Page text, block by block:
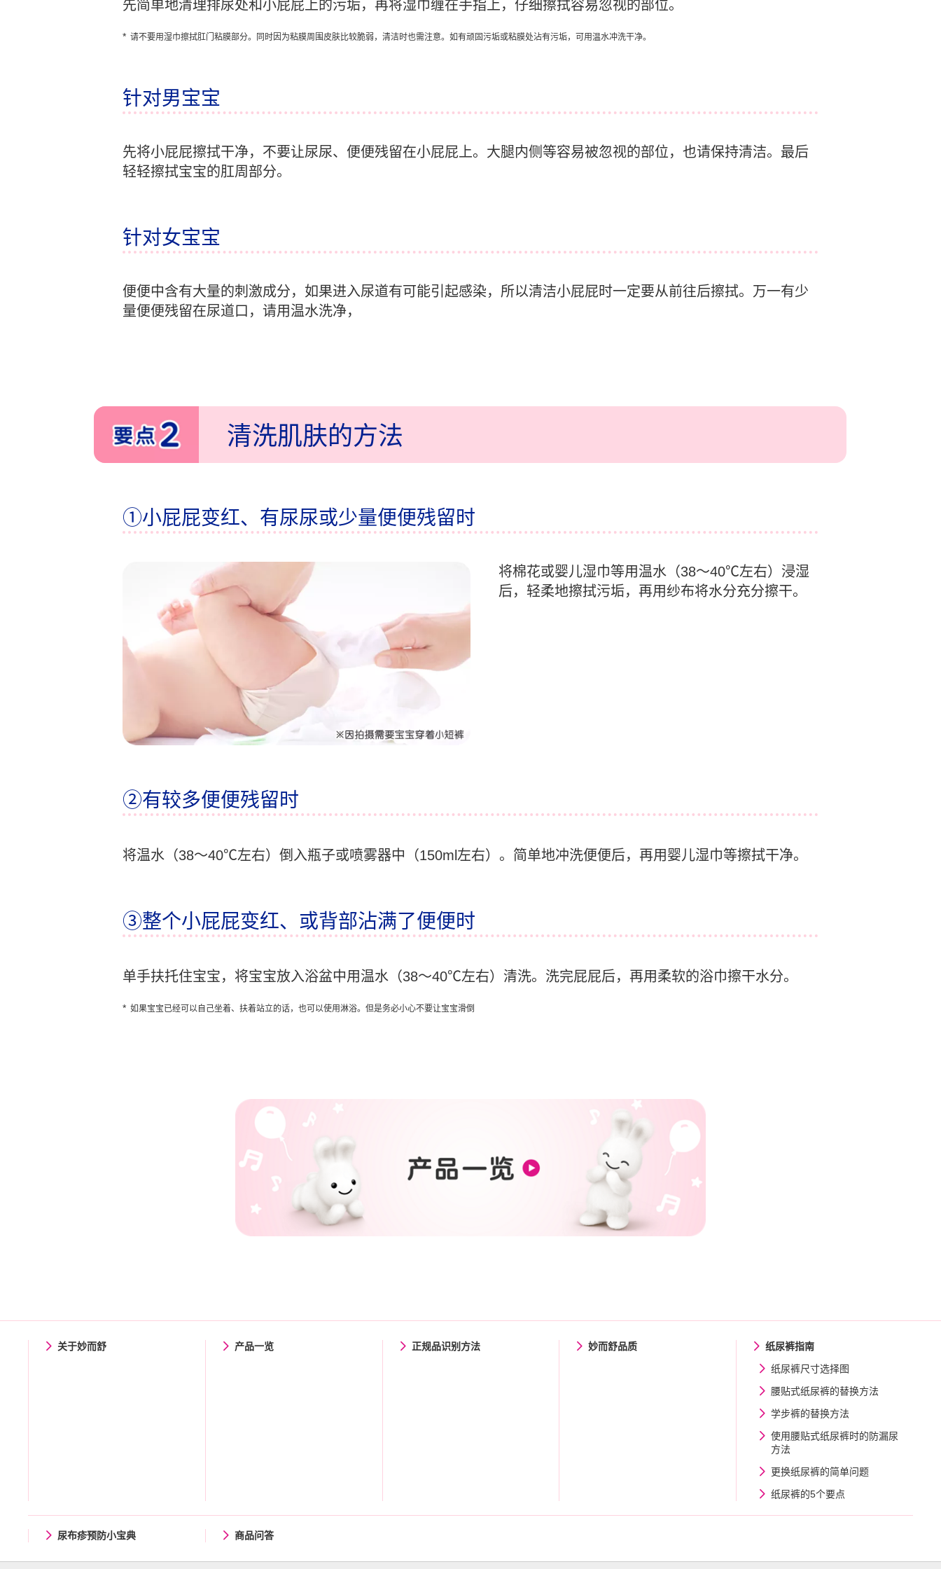
先简单地清理排尿处和小屁屁上的污垢，再将湿巾缠在手指上，仔细擦拭容易忽视的部位。
* 请不要用湿巾擦拭肛门粘膜部分。同时因为粘膜周围皮肤比较脆弱，清洁时也需注意。如有顽固污垢或粘膜处沾有污垢，可用温水冲洗干净。
针对男宝宝
先将小屁屁擦拭干净，不要让尿尿、便便残留在小屁屁上。大腿内侧等容易被忽视的部位，也请保持清洁。最后
轻轻擦拭宝宝的肛周部分。
针对女宝宝
便便中含有大量的刺激成分，如果进入尿道有可能引起感染，所以清洁小屁屁时一定要从前往后擦拭。万一有少
量便便残留在尿道口，请用温水洗净，
清洗肌肤的方法
①小屁屁变红、 有尿尿或少量便便残留时
将棉花或婴儿湿巾等用温水（38～40℃左右）浸湿
后，轻柔地擦拭污垢，再用纱布将水分充分擦干。
②有较多便便残留时
将温水（38～40℃左右）倒入瓶子或喷雾器中（150ml左右）。简单地冲洗便便后，再用婴儿湿巾等擦拭干净。
③整个小屁屁变红、 或背部沾满了便便时
单手扶托住宝宝，将宝宝放入浴盆中用温水（38～40℃左右）清洗。洗完屁屁后，再用柔软的浴巾擦干水分。
* 如果宝宝已经可以自己坐着、扶着站立的话，也可以使用淋浴。但是务必小心不要让宝宝滑倒
关于妙而舒 产品一览 正规品识别方法 妙而舒品质
纸尿裤指南
纸尿裤尺寸选择图
腰贴式纸尿裤的替换方法
学步裤的替换方法
使用腰贴式纸尿裤时的防漏尿
方法
更换纸尿裤的简单问题
纸尿裤的5个要点
尿布疹预防小宝典 商品问答